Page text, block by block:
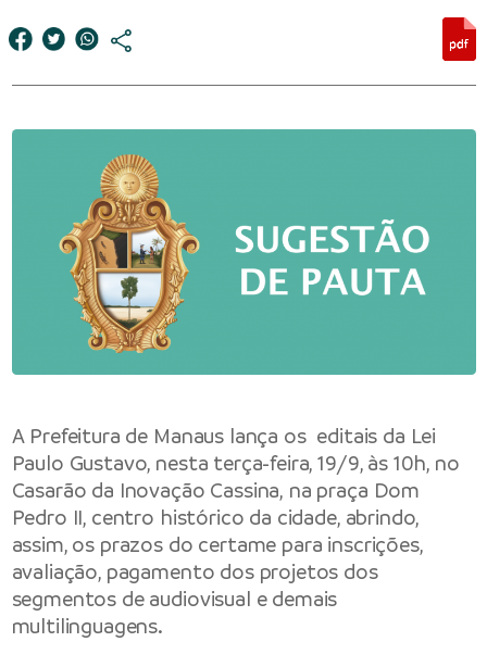
A Prefeitura de Manaus lança os editais da Lei
Paulo Gustavo, nesta terça-feira, 19/9, às 10h, no
Casarão da Inovação Cassina, na praça Dom
Pedro II, centro histórico da cidade, abrindo,
assim, os prazos do certame para inscrições,
avaliação, pagamento dos projetos dos
segmentos de audiovisual e demais
multilinguagens.